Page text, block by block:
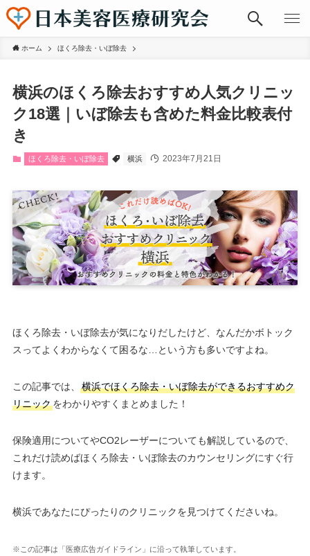
ホーム ほくろ除去・いぼ除去
横浜のほくろ除去おすすめ人気クリニッ
ク18選｜いぼ除去も含めた料金比較表付
き
ほくろ除去・いぼ除去 横浜 2023年7月21日
ほくろ除去・いぼ除去が気になりだしたけど、なんだかボトック
スってよくわからなくて困るな…という方も多いですよね。
この記事では、
横浜でほくろ除去・いぼ除去ができるおすすめク
リニックをわかりやすくまとめました！
保険適用についてやCO2レーザーについても解説しているので、
これだけ読めばほくろ除去・いぼ除去のカウンセリングにすぐ行
けます。
横浜であなたにぴったりのクリニックを見つけてくださいね。
※この記事は「医療広告ガイドライン」に沿って執筆しています。